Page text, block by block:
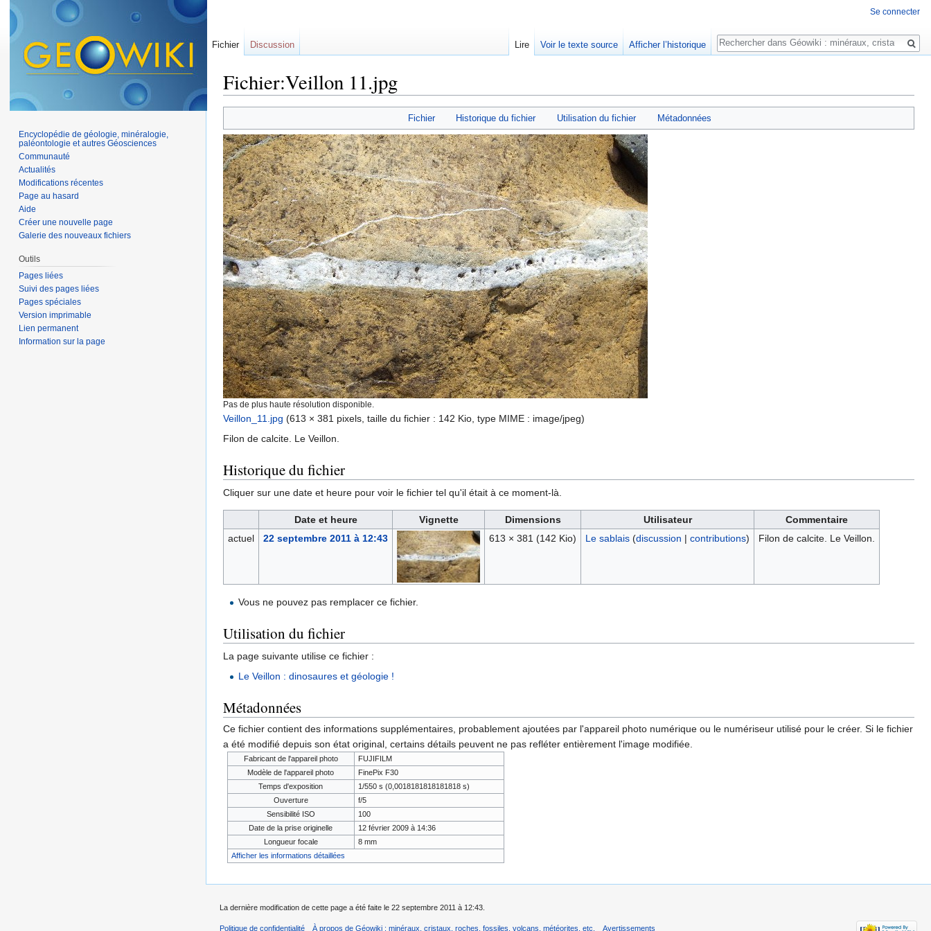
Fichier:Veillon 11.jpg
Fichier Historique du fichier Utilisation du fichier Métadonnées
Pas de plus haute résolution disponible.
Veillon_11.jpg (613 × 381 pixels, taille du fichier : 142 Kio, type MIME : image/jpeg)
Filon de calcite. Le Veillon.
Historique du fichier
Cliquer sur une date et heure pour voir le fichier tel qu'il était à ce moment-là.
Date et heure Vignette Dimensions Utilisateur
Commentaire
actuel
22 septembre 2011 à 12:43 613 × 381 (142 Kio) Le sablais (discussion | contributions) Filon de calcite. Le Veillon.
Vous ne pouvez pas remplacer ce fichier.
Utilisation du fichier
La page suivante utilise ce fichier :
Le Veillon : dinosaures et géologie !
Métadonnées
Ce fichier contient des informations supplémentaires, probablement ajoutées par l'appareil photo numérique ou le numériseur utilisé pour le créer. Si le fichier
a été modifié depuis son état original, certains détails peuvent ne pas refléter entièrement l'image modifiée.
Fabricant de l'appareil photo
FUJIFILM
Modèle de l'appareil photo
FinePix F30
Temps d'exposition
1/550 s (0,0018181818181818 s)
Ouverture
f/5
Sensibilité ISO
100
Date de la prise originelle
12 février 2009 à 14:36
Longueur focale
8 mm
Afficher les informations détaillées
Se connecter
Fichier Discussion Lire Voir le texte source Afficher l’historique
Rechercher
Encyclopédie de géologie, minéralogie,
paléontologie et autres Géosciences
Communauté
Actualités
Modifications récentes
Page au hasard
Aide
Créer une nouvelle page
Galerie des nouveaux fichiers
Outils
Pages liées
Suivi des pages liées
Pages spéciales
Version imprimable
Lien permanent
Information sur la page
La dernière modification de cette page a été faite le 22 septembre 2011 à 12:43.
Politique de confidentialité À propos de Géowiki : minéraux, cristaux, roches, fossiles, volcans, météorites, etc. Avertissements